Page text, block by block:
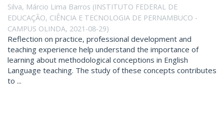
Silva, Márcio Lima Barros (INSTITUTO FEDERAL DE
EDUCAÇÃO, CIÊNCIA E TECNOLOGIA DE PERNAMBUCO -
CAMPUS OLINDA, 2021-08-29)
Reflection on practice, professional development and
teaching experience help understand the importance of
learning about methodological conceptions in English
Language teaching. The study of these concepts contributes
to ...